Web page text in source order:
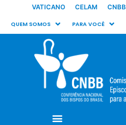
VATICANO CELAM CNBB
QUEM SOMOS PARA VOCÊ